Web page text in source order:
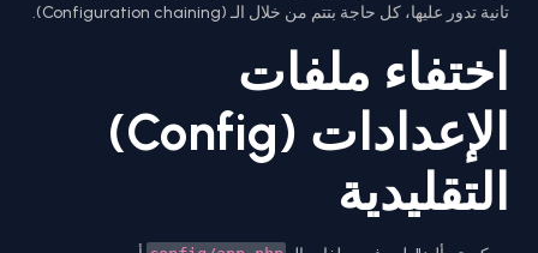
تانية تدور عليها، كل حاجة بتتم من خلال الـ (Configuration chaining).
اختفاء ملفات
الإعدادات (Config)
التقليدية